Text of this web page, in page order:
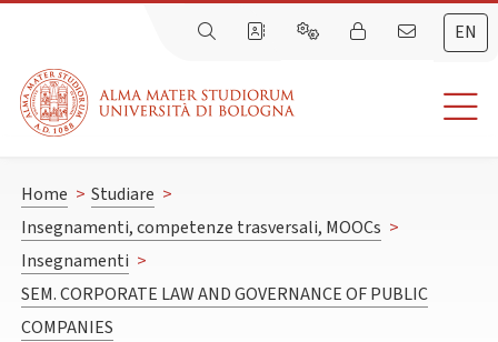
EN
Home > Studiare >
Insegnamenti, competenze trasversali, MOOCs >
Insegnamenti >
SEM. CORPORATE LAW AND GOVERNANCE OF PUBLIC
COMPANIES